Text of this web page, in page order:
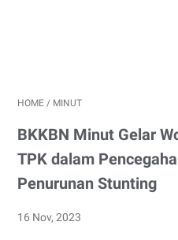
HOME / MINUT
BKKBN Minut Gelar
TPK dalam
Penurunan Stunting
16 Nov, 2023